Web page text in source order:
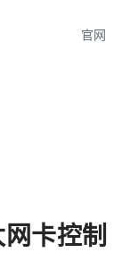
官网
卡控制